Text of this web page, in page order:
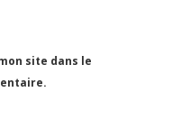
site dans le